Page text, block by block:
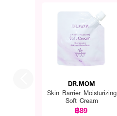
DR.MOM
Skin Barrier Moisturizing
Soft Cream
฿89